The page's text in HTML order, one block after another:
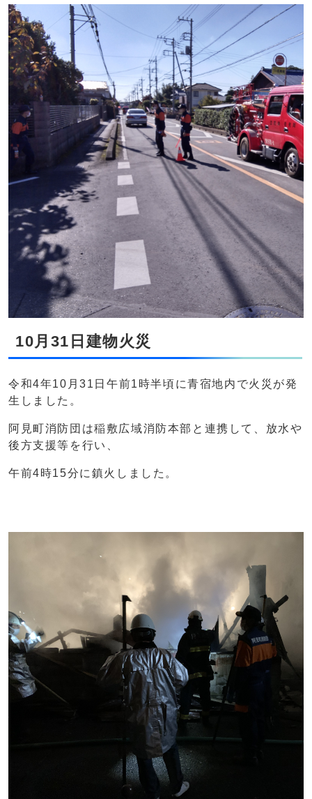
10月31日建物火災
令和4年10月31日午前1時半頃に青宿地内で火災が発
生しました。
阿見町消防団は稲敷広域消防本部と連携して、放水や
後方支援等を行い、
午前4時15分に鎮火しました。